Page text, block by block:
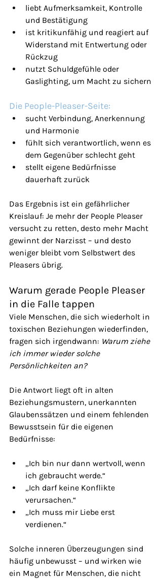
liebt Aufmerksamkeit, Kontrolle
und Bestätigung
ist kritikunfähig und reagiert auf
Widerstand mit Entwertung oder
Rückzug
nutzt Schuldgefühle oder
Gaslighting, um Macht zu sichern
Die People-Pleaser-Seite:
sucht Verbindung, Anerkennung
und Harmonie
fühlt sich verantwortlich, wenn es
dem Gegenüber schlecht geht
stellt eigene Bedürfnisse
dauerhaft zurück
Das Ergebnis ist ein gefährlicher
Kreislauf: Je mehr der People Pleaser
versucht zu retten, desto mehr Macht
gewinnt der Narzisst – und desto
weniger bleibt vom Selbstwert des
Pleasers übrig.
Warum gerade People Pleaser
in die Falle tappen
Viele Menschen, die sich wiederholt in
toxischen Beziehungen wiederfinden,
fragen sich irgendwann: Warum ziehe
ich immer wieder solche
Persönlichkeiten an?
Die Antwort liegt oft in alten
Beziehungsmustern, unerkannten
Glaubenssätzen und einem fehlenden
Bewusstsein für die eigenen
Bedürfnisse:
„Ich bin nur dann wertvoll, wenn
ich gebraucht werde.“
„Ich darf keine Konflikte
verursachen.“
„Ich muss mir Liebe erst
verdienen.“
Solche inneren Überzeugungen sind
häufig unbewusst – und wirken wie
ein Magnet für Menschen, die nicht